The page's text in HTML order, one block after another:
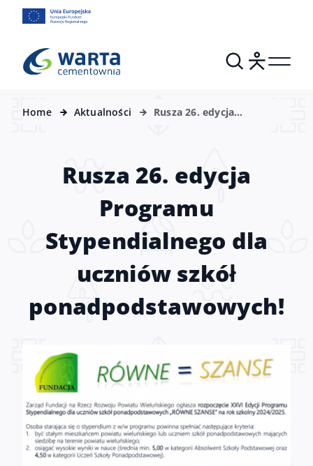
Home Aktualności
Rusza 26. edycja
Rusza 26. edycja
Programu
Stypendialnego dla
uczniów szkół
ponadpodstawowych!